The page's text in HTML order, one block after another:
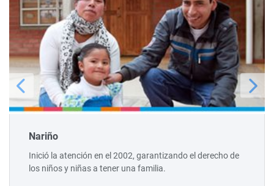
Nariño
Inició la atención en el 2002, garantizando el derecho de
los niños y niñas a tener una familia.